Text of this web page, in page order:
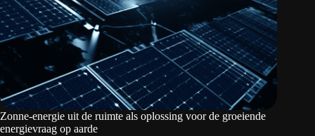
Zonne-energie uit de ruimte als oplossing voor de groeiende
energievraag op aarde